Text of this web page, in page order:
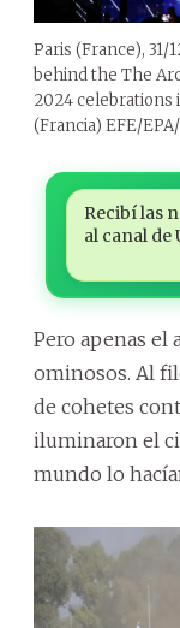
Paris (France),
behind the The
2024 celebrations
(Francia) EFE/
Recibí las
al canal de
Pero apenas el
ominosos. Al
de cohetes
iluminaron el
mundo lo